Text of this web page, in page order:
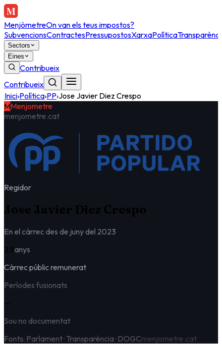
MenjòmetreOn van els teus impostos?
SubvencionsContractesPressupostosXarxaPolítica
Sectors
Eines
Contribueix
Contribueix
Inici›Política›PP›Jose Javier Diez Crespo
MMenjometre
menjometre.cat
Regidor
Jose Javier Diez Crespo
En el càrrec des de juny del 2023
2.9anys
Càrrec públic remunerat
Períodes fusionats
—
Sou no documentat
Fonts: Parlament · Transparència · DOGCmenjometre.cat